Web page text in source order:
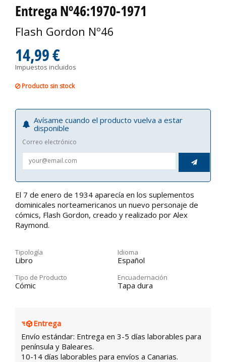
Entrega Nº46:1970-1971
Flash Gordon Nº46
14,99 €
Impuestos incluidos
Producto sin stock
Avísame cuando el producto vuelva a estar
disponible
Correo electrónico

El 7 de enero de 1934 aparecía en los suplementos
dominicales norteamericanos un nuevo personaje de
cómics, Flash Gordon, creado y realizado por Alex
Raymond.
Tipología
Libro
Idioma
Español
Tipo de Producto
Cómic
Encuadernación
Tapa dura
Entrega
Envío estándar: Entrega en 3-5 días laborables para
península y Baleares.
10-14 días laborables para envíos a Canarias.